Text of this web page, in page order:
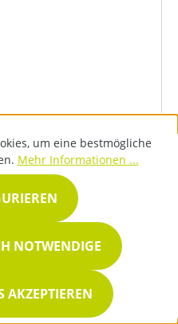
um eine bestmögliche
Mehr Informationen ...
NOTWENDIGE
AKZEPTIEREN